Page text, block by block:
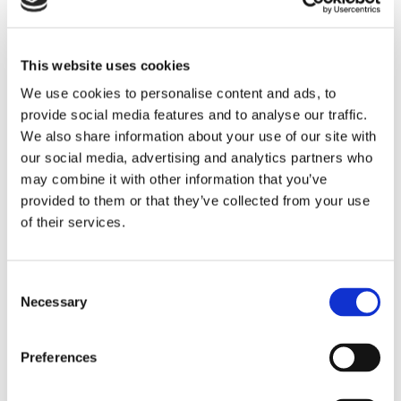
This website uses cookies
We use cookies to personalise content and ads, to
provide social media features and to analyse our traffic.
We also share information about your use of our site with
our social media, advertising and analytics partners who
may combine it with other information that you’ve
provided to them or that they’ve collected from your use
of their services.
Selection
Necessary
Preferences
pressade kostnader